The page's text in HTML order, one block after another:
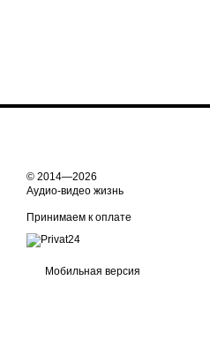
© 2014—2026
Аудио-видео жизнь
Принимаем к оплате
Мобильная версия